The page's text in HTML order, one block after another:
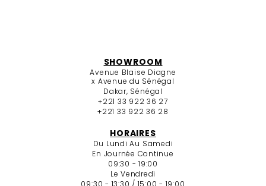
SHOWROOM
Avenue Blaise Diagne
x Avenue du Sénégal
Dakar, Sénégal
+221 33 922 36 27
+221 33 922 36 28
HORAIRES
Du Lundi Au Samedi
En Journée Continue
09:30 - 19:00
Le Vendredi
09:30 - 13:30 / 15:00 - 19:00